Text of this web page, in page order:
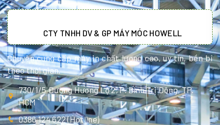
CTY TNHH DV & GP MÁY MÓC HOWELL
Chuyên cung cấp máy in chất lượng cao, uy tín, bền bỉ
theo thời gian.
730/1/5 Đường Hương Lộ 2, P. Bình Trị Đông, TP.
HCM
0386 124 622 (Hotline)